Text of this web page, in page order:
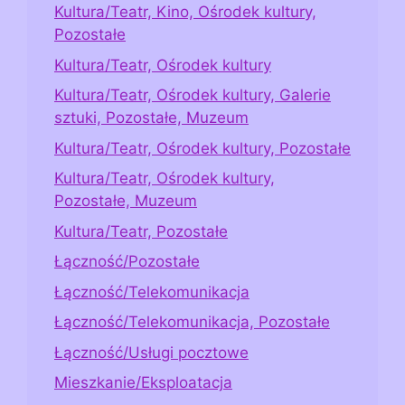
Kultura/Teatr, Kino, Ośrodek kultury,
Pozostałe
Kultura/Teatr, Ośrodek kultury
Kultura/Teatr, Ośrodek kultury, Galerie
sztuki, Pozostałe, Muzeum
Kultura/Teatr, Ośrodek kultury, Pozostałe
Kultura/Teatr, Ośrodek kultury,
Pozostałe, Muzeum
Kultura/Teatr, Pozostałe
Łączność/Pozostałe
Łączność/Telekomunikacja
Łączność/Telekomunikacja, Pozostałe
Łączność/Usługi pocztowe
Mieszkanie/Eksploatacja